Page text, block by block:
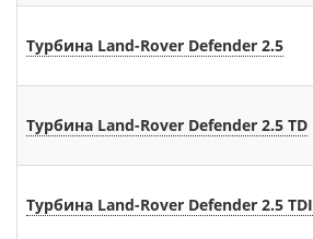
Турбина Land-Rover Defender 2.5
Турбина Land-Rover Defender 2.5 TD
Турбина Land-Rover Defender 2.5 TDI